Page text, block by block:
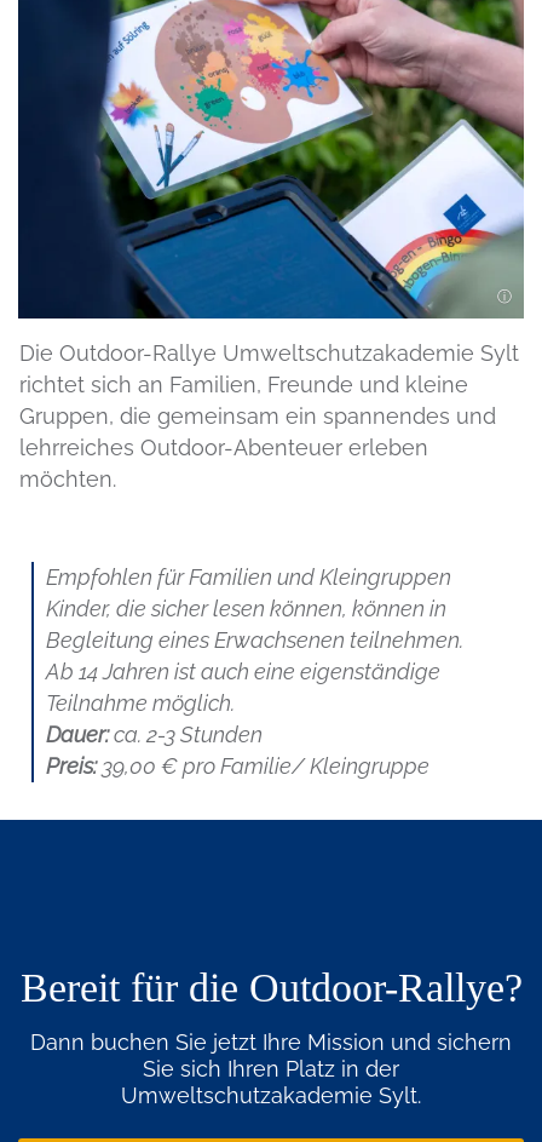
Die Outdoor-Rallye Umweltschutzakademie Sylt
richtet sich an Familien, Freunde und kleine
Gruppen, die gemeinsam ein spannendes und
lehrreiches Outdoor-Abenteuer erleben
möchten.
Empfohlen für Familien und Kleingruppen
Kinder, die sicher lesen können, können in
Begleitung eines Erwachsenen teilnehmen.
Ab 14 Jahren ist auch eine eigenständige
Teilnahme möglich.
Dauer:ca. 2-3 Stunden
Preis:39,00 € pro Familie/ Kleingruppe
Bereit für die Outdoor-Rallye?
Dann buchen Sie jetzt Ihre Mission und sichern
Sie sich Ihren Platz in der
Umweltschutzakademie Sylt.